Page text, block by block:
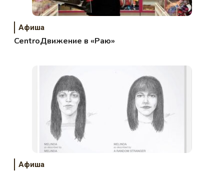
Афиша
CentroДвижение в «Раю»
Афиша